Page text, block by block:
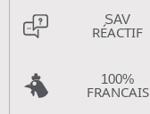
SAV
RÉACTIF
100%
FRANCAIS